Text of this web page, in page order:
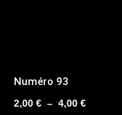
Numéro 93
2,00 € – 4,00 €Plage